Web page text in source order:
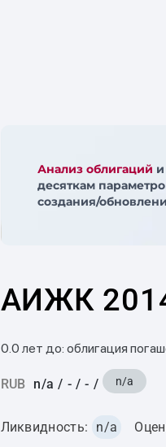
Анализ облигаций и
десяткам
создания/
АИЖК
0.0 лет до: облигация
RUB n/a / - / - / n/a
Ликвидность: n/a